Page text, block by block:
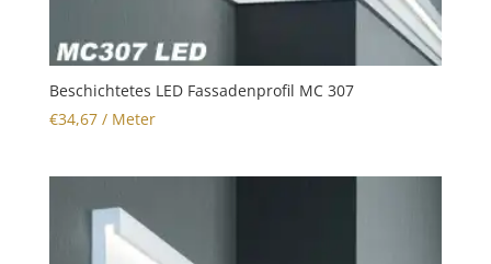
Beschichtetes LED Fassadenprofil MC 307
€34,67/ Meter